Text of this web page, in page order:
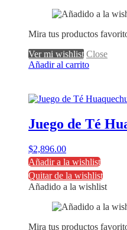
Mira tus productos
Ver mi wishlist Close
Añadir al carrito
Juego de Té
$2,896.00
Añadir a la wishlist
Quitar de la wishlist
Añadido a la wishlist
Mira tus productos